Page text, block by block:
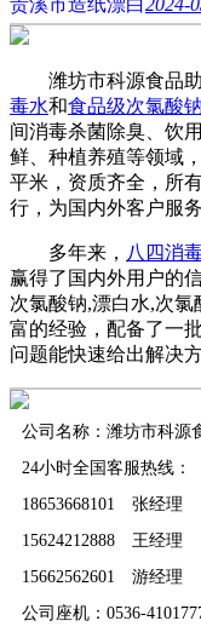
贵溪市造纸漂白2024-
潍坊市科源食品助
毒水和食品级次氯酸钠
间消毒杀菌除臭、饮
鲜、种植养殖等领域
平米，资质齐全，所
行，为国内外客户服务
多年来， 八四消
赢得了国内外用户的
次氯酸钠,漂白水,次
富的经验，配备了一
问题能快速给出解决方
公司名称：潍坊市科源
24小时全国客服热线：
18653668101 张经理
15624212888 王经理
15662562601 游经理
公司座机：0536-